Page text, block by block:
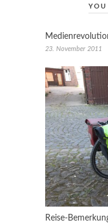
23. November 2011
Reise-